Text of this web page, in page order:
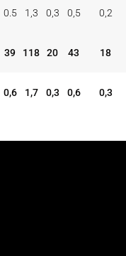
0.5 1,3 0,3 0,5 0,2
39 118 20 43 18
0,6 1,7 0,3 0,6 0,3